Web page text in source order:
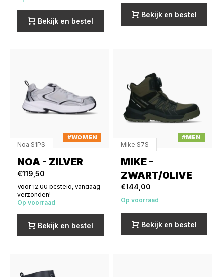
Bekijk en bestel
Bekijk en bestel
#WOMEN
Noa S1PS
NOA - ZILVER
€119,50
Voor 12.00 besteld, vandaag
verzonden!
Op voorraad
Bekijk en bestel
#MEN
Mike S7S
MIKE -
ZWART/OLIVE
€144,00
Op voorraad
Bekijk en bestel